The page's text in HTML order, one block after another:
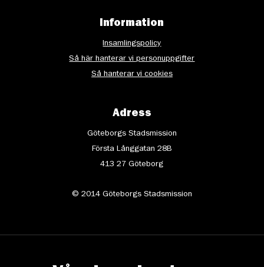
Information
Insamlingspolicy
Så här hanterar vi personuppgifter
Så hanterar vi cookies
Adress
Göteborgs Stadsmission
Första Långgatan 28B
413 27 Göteborg
© 2014 Göteborgs Stadsmission